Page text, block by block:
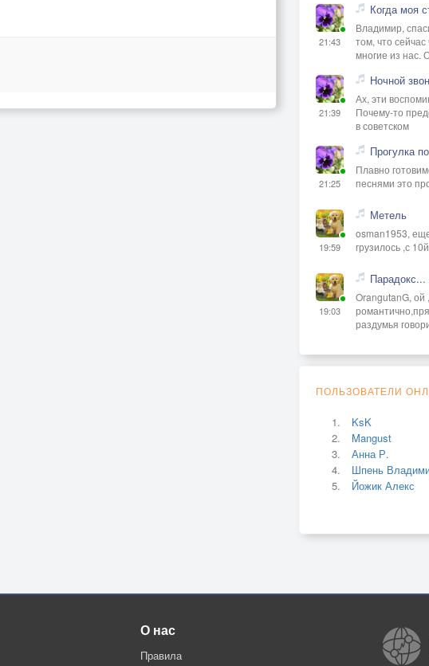
21:43
Когда моя
Владимир,
том, что
многие из нас.
21:39
Ночной
Ах, эти
Почему-то
в советском
21:25
Прогулка
Плавно
песнями это
19:59
Метель
osman1953,
грузилось ,с
19:03
Парадокс...
OrangutanG, ой
раздумья
ПОЛЬЗОВАТЕЛИ
KsK
Mangust
Анна Р.
Шпень
Йожик Алекс
О нас
Правила